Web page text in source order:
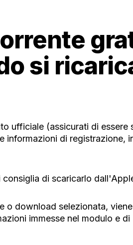
si
ufficiale (assicurati di
di registrazione,
di scaricarlo
download selezionata,
immesse nel modulo e